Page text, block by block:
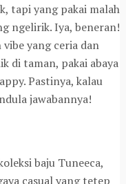
tapi yang pakai malah
ngelirik. Iya, beneran!
yang ceria dan
di taman, pakai abaya
Pastinya, kalau
jawabannya!
baju Tuneeca,
casual yang tetep